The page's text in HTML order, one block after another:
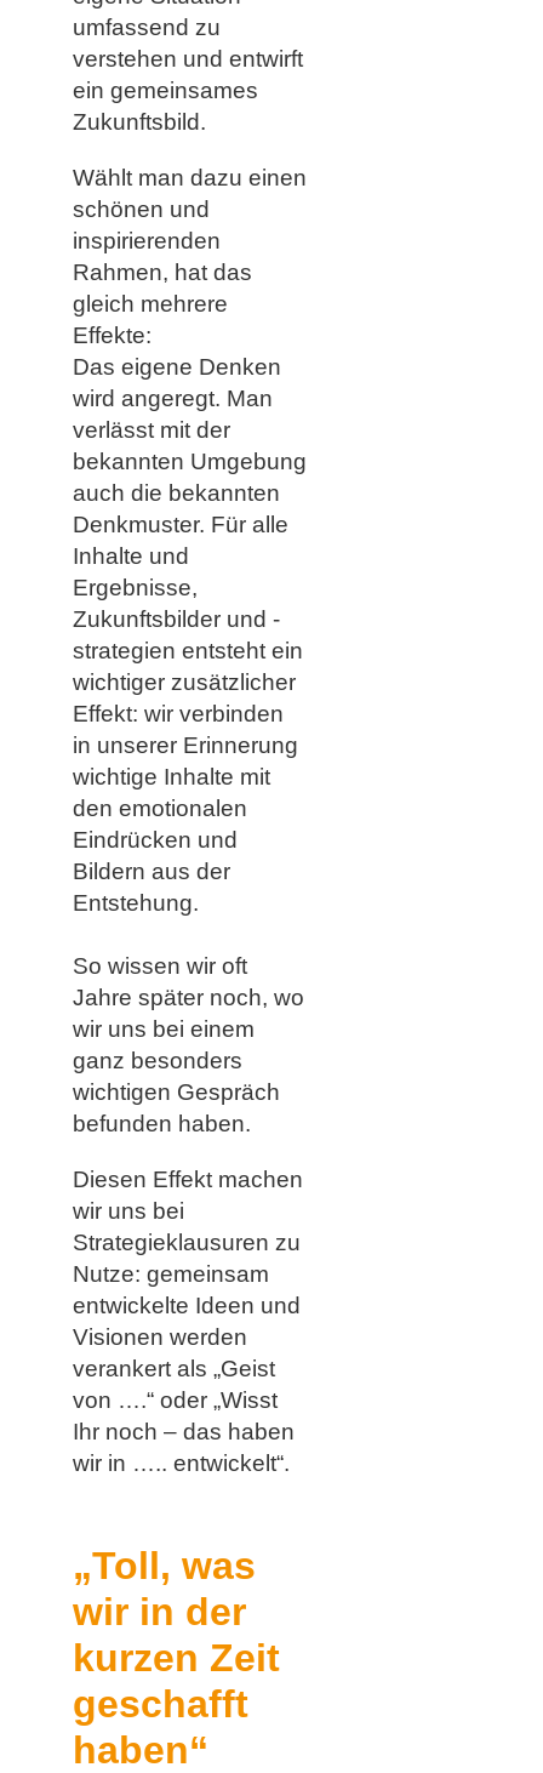
umfassend zu
verstehen und entwirft
ein gemeinsames
Zukunftsbild.
Wählt man dazu einen
schönen und
inspirierenden
Rahmen, hat das
gleich mehrere
Effekte:
Das eigene Denken
wird angeregt. Man
verlässt mit der
bekannten Umgebung
auch die bekannten
Denkmuster. Für alle
Inhalte und
Ergebnisse,
Zukunftsbilder und -
strategien entsteht ein
wichtiger zusätzlicher
Effekt: wir verbinden
in unserer Erinnerung
wichtige Inhalte mit
den emotionalen
Eindrücken und
Bildern aus der
Entstehung.
So wissen wir oft
Jahre später noch, wo
wir uns bei einem
ganz besonders
wichtigen Gespräch
befunden haben.
Diesen Effekt machen
wir uns bei
Strategieklausuren zu
Nutze: gemeinsam
entwickelte Ideen und
Visionen werden
verankert als „Geist
von ….“ oder „Wisst
Ihr noch – das haben
wir in ….. entwickelt“.
„Toll, was
wir in der
kurzen Zeit
geschafft
haben“